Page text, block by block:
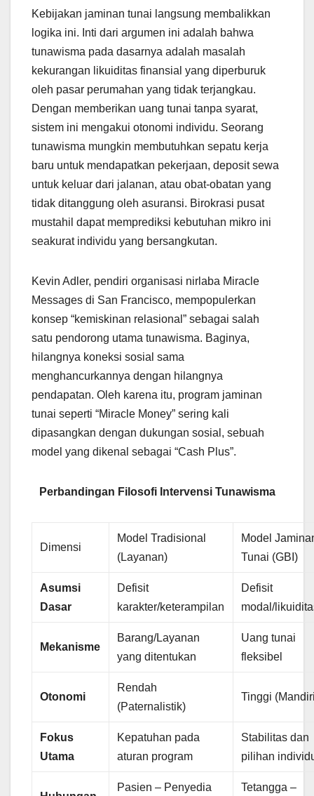
Kebijakan jaminan tunai langsung membalikkan
logika ini. Inti dari argumen ini adalah bahwa
tunawisma pada dasarnya adalah masalah
kekurangan likuiditas finansial yang diperburuk
oleh pasar perumahan yang tidak terjangkau.
Dengan memberikan uang tunai tanpa syarat,
sistem ini mengakui otonomi individu. Seorang
tunawisma mungkin membutuhkan sepatu kerja
baru untuk mendapatkan pekerjaan, deposit sewa
untuk keluar dari jalanan, atau obat-obatan yang
tidak ditanggung oleh asuransi. Birokrasi pusat
mustahil dapat memprediksi kebutuhan mikro ini
seakurat individu yang bersangkutan.
Kevin Adler, pendiri organisasi nirlaba Miracle
Messages di San Francisco, mempopulerkan
konsep “kemiskinan relasional” sebagai salah
satu pendorong utama tunawisma. Baginya,
hilangnya koneksi sosial sama
menghancurkannya dengan hilangnya
pendapatan. Oleh karena itu, program jaminan
tunai seperti “Miracle Money” sering kali
dipasangkan dengan dukungan sosial, sebuah
model yang dikenal sebagai “Cash Plus”.
Perbandingan Filosofi Intervensi Tunawisma
Dimensi
Model Tradisional
(Layanan)
Model
Tunai (GBI)
Asumsi
Dasar
Defisit
karakter/keterampilan
Defisit
modal/
Mekanisme
Barang/Layanan
yang ditentukan
Uang tunai
fleksibel
Otonomi
Rendah
(Paternalistik)
Tinggi
Fokus
Utama
Kepatuhan pada
aturan program
Stabilitas dan
pilihan
Pasien – Penyedia Tetangga –